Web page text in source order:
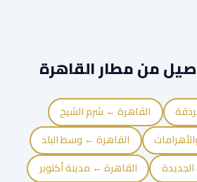
من مطار القاهرة
القاهرة ← شرم الشيخ
القاهرة ← وسط البلد
القاهرة ← مدينة أكتوبر